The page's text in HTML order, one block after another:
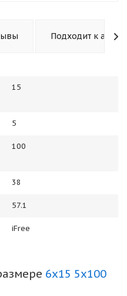
Подходит к авто
15
5
100
38
57.1
iFree
6x15 5x100